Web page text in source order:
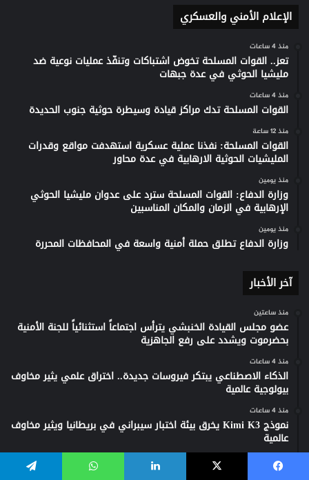
الإعلام الأمني والعسكري
منذ 4 ساعات
تعز.. القوات المسلحة تخوض اشتباكات وتنفّذ عمليات نوعية ضد
مليشيا الحوثي في عدة جبهات
منذ 4 ساعات
القوات المسلحة تدك مراكز قيادة وسيطرة حوثية جنوب الحديدة
منذ 12 ساعة
القوات المسلحة: نفذنا عملية عسكرية استهدفت مواقع وقدرات
المليشيات الحوثية الارهابية في عدة محاور
منذ يومين
وزارة الدفاع: القوات المسلحة سترد على عدوان مليشيا الحوثي
الإرهابية في الزمان والمكان المناسبين
منذ يومين
وزارة الدفاع تطلق حملة أمنية واسعة في المحافظات المحررة
آخر الأخبار
منذ ساعتين
عضو مجلس القيادة الخنبشي يترأس اجتماعاً استثنائياً للجنة الأمنية
بحضرموت ويشدد على رفع الجاهزية
منذ 4 ساعات
الذكاء الاصطناعي يبتكر فيروسات جديدة.. اختراق علمي يثير مخاوف
بيولوجية عالمية
منذ 4 ساعات
نموذج Kimi K3 يخرق بيئة اختبار سيبراني في بريطانيا ويثير مخاوف
عالمية
منذ 4 ساعات
نظارة “راي بان ميتا” تحصل على نسخة فاخرة من كافيار بذهب 24